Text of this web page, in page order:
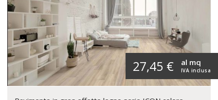
27,45 € IVA inclusa
al mq